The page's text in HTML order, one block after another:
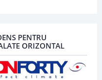
PENTRU
ORIZONTAL